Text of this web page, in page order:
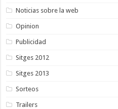
Noticias sobre la web
Opinion
Publicidad
Sitges 2012
Sitges 2013
Sorteos
Trailers